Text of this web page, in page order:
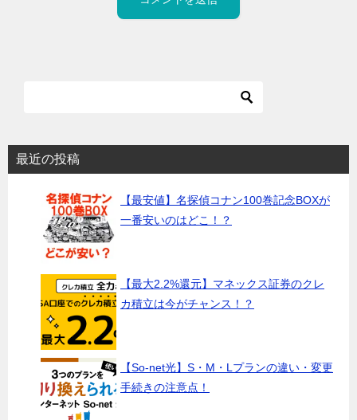
最近の投稿
【最安値】名探偵コナン100巻記念BOXが
一番安いのはどこ！？
【最大2.2%還元】マネックス証券のクレ
カ積立は今がチャンス！？
【So-net光】S・M・Lプランの違い・変更
手続きの注意点！